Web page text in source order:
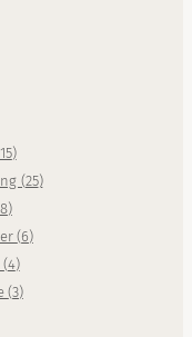
)
(25)
)
(6)
(4)
(3)